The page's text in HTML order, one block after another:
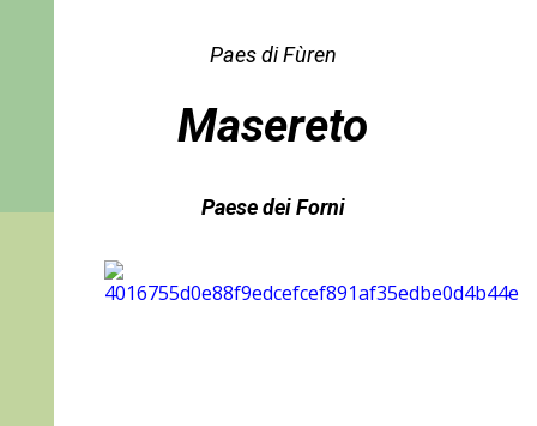
Paes di Fùren
Masereto
Paese dei Forni